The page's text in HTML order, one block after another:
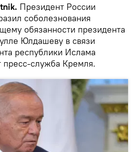
Президент России
соболезнования
обязанности президента
Юлдашеву в связи
республики Ислама
служба Кремля.